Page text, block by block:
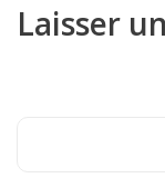
Laisser